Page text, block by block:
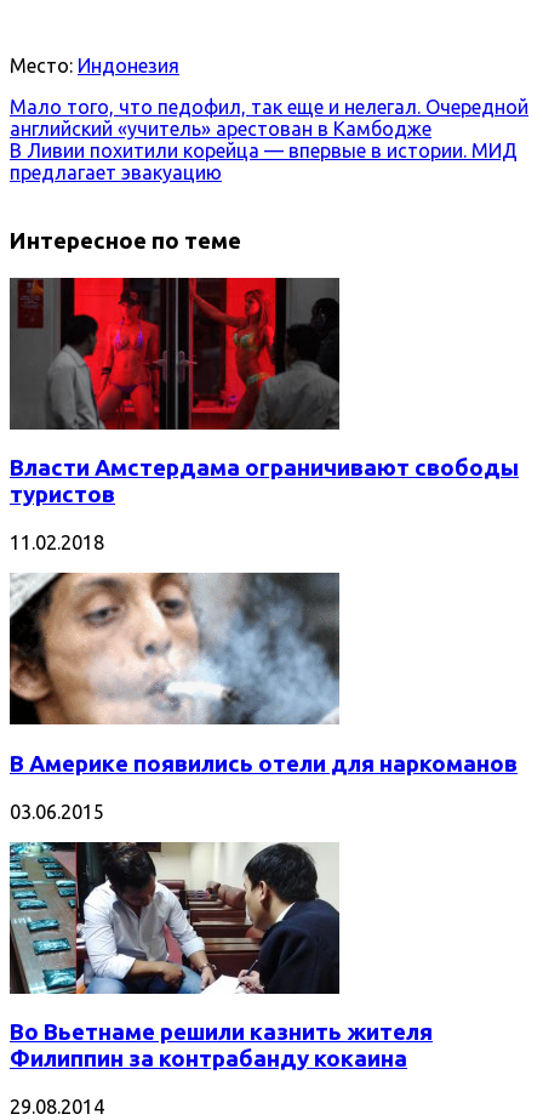
Место: Индонезия
Мало того, что педофил, так еще и нелегал. Очередной
английский «учитель» арестован в Камбодже
В Ливии похитили корейца — впервые в истории. МИД
предлагает эвакуацию
Интересное по теме
Власти Амстердама ограничивают свободы
туристов
11.02.2018
В Америке появились отели для наркоманов
03.06.2015
Во Вьетнаме решили казнить жителя
Филиппин за контрабанду кокаина
29.08.2014